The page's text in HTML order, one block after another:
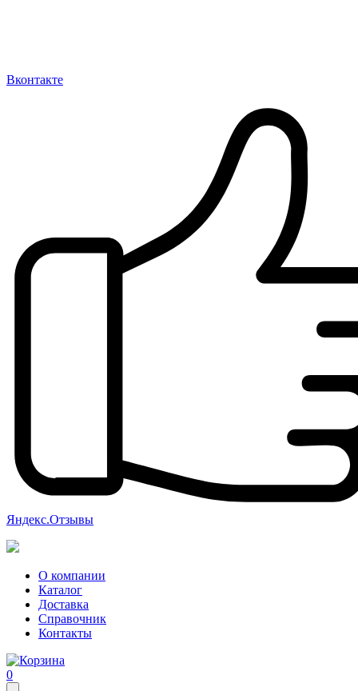
Вконтакте
Яндекс.Отзывы
О компании
Каталог
Доставка
Справочник
Контакты
0